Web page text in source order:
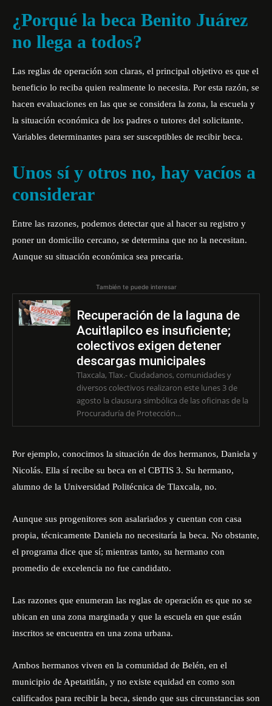
¿Porqué la beca Benito Juárez
no llega a todos?
Las reglas de operación son claras, el principal objetivo es que el
beneficio lo reciba quien realmente lo necesita. Por esta razón, se
hacen evaluaciones en las que se considera la zona, la escuela y
la situación económica de los padres o tutores del solicitante.
Variables determinantes para ser susceptibles de recibir beca.
Unos sí y otros no, hay vacíos a
considerar
Entre las razones, podemos detectar que al hacer su registro y
poner un domicilio cercano, se determina que no la necesitan.
Aunque su situación económica sea precaria.
También te puede interesar
Recuperación de la laguna de
Acuitlapilco es insuficiente;
colectivos exigen detener
descargas municipales
Tlaxcala, Tlax.- Ciudadanos, comunidades y
diversos colectivos realizaron este lunes 3 de
agosto la clausura simbólica de las oficinas de la
Procuraduría de Protección...
Por ejemplo, conocimos la situación de dos hermanos, Daniela y
Nicolás. Ella sí recibe su beca en el CBTIS 3. Su hermano,
alumno de la Universidad Politécnica de Tlaxcala, no.
Aunque sus progenitores son asalariados y cuentan con casa
propia, técnicamente Daniela no necesitaría la beca. No obstante,
el programa dice que sí; mientras tanto, su hermano con
promedio de excelencia no fue candidato.
Las razones que enumeran las reglas de operación es que no se
ubican en una zona marginada y que la escuela en que están
inscritos se encuentra en una zona urbana.
Ambos hermanos viven en la comunidad de Belén, en el
municipio de Apetatitlán, y no existe equidad en como son
calificados para recibir la beca, siendo que sus circunstancias son